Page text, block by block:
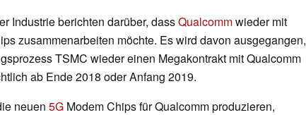
Industrie berichten darüber, dassQualcommwieder mit
zusammenarbeiten möchte. Es wird davon ausgegangen,
TSMC wieder einen Megakontrakt mit Qualcomm
ab Ende 2018 oder Anfang 2019.
neuen 5G Modem Chips für Qualcomm produzieren,